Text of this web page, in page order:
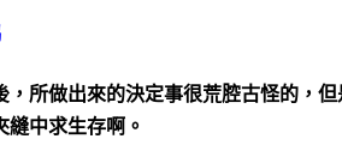
所做出來的決定事很荒腔古怪的，
中求生存啊。